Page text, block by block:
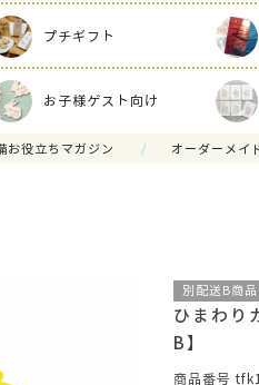
プチギフト
お子様ゲスト向け
お役立ちマガジン オーダーメイ
別配送B商
ひまわり
B】
商品番号